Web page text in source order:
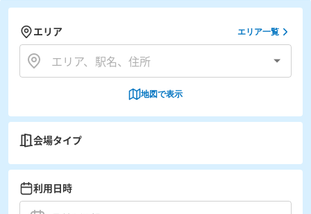
エリア エリア一覧
地図で表示
会場タイプ
利用日時